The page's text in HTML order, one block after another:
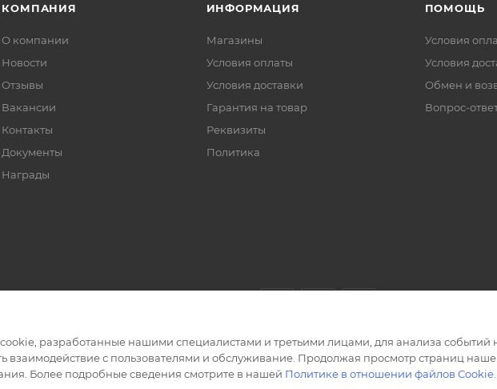
КОМПАНИЯ
О компании
Новости
Отзывы
Вакансии
Контакты
Документы
Награды
ИНФОРМАЦИЯ
Магазины
Условия оплаты
Условия доставки
Гарантия на товар
Реквизиты
Политика
ПОМОЩЬ
Условия
Условия
Обмен и
Вопрос-
магазин
разработанные нашими специалистами и третьими лицами, для анализа событий
взаимодействие с пользователями и обслуживание. Продолжая просмотр страниц
Более подробные сведения смотрите в нашей Политике в отношении файлов Cookie